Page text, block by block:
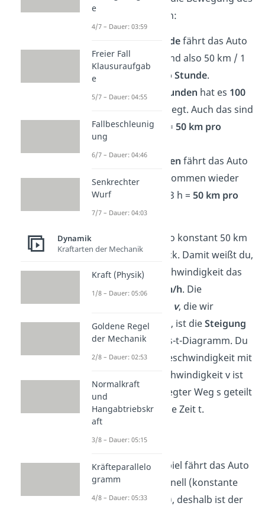
Autos genauer an:
einer Stundefährt das Auto
50 km
. Das sind also 50 km / 1
50 km pro Stunde.
Nachzwei Stunden hat es 100
zurückgelegt. Auch das sind
100 km / 2 h = 50 km pro
Indrei Stunden fährt das Auto
150 km
. Wir kommen wieder
auf 150 km / 3 h = 50 km pro
Stunde.
Das Auto legt also konstant 50 km
pro Stunde zurück. Damit weißt du,
mit welcher Geschwindigkeit das
Auto fährt:50 km/h. Die
v, die wir
berechnet haben, ist dieSteigung
des Graphen im s-t-Diagramm. Du
bestimmst die Geschwindigkeit mit
der Formel: Geschwindigkeit v ist
gleich zurückgelegter Weg s geteilt
durch vergangene Zeit t.
In unserem Beispiel fährt das Auto
immer gleich schnell (konstante
Geschwindigkeit), deshalb ist der
e
4/7 – Dauer: 03:59
Freier Fall
Klausuraufgab
e
5/7 – Dauer: 04:55
Fallbeschleunig
ung
6/7 – Dauer: 04:46
Senkrechter
Wurf
7/7 – Dauer: 04:03
Dynamik
Kraftarten der Mechanik
Kraft (Physik)
1/8 – Dauer: 05:06
Goldene Regel
der Mechanik
2/8 – Dauer: 02:53
Normalkraft
und
Hangabtriebskr
aft
3/8 – Dauer: 05:15
Kräfteparallelo
gramm
4/8 – Dauer: 05:33